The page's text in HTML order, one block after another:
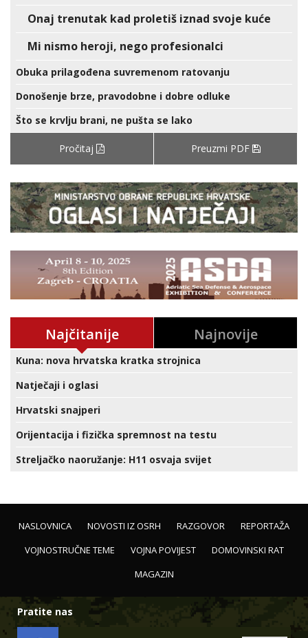
Onaj trenutak kad proletiš iznad svoje kuće
Mi nismo heroji, nego profesionalci
Obuka prilagođena suvremenom ratovanju
Donošenje brze, pravodobne i dobre odluke
Što se krvlju brani, ne pušta se lako
Pročitaj Preuzmi PDF
Najčitanije Najnovije
Kuna: nova hrvatska kratka strojnica
Natječaji i oglasi
Hrvatski snajperi
Orijentacija i fizička spremnost na testu
Streljačko naoružanje: H11 osvaja svijet
NASLOVNICA NOVOSTI IZ OSRH RAZGOVOR
REPORTAŽA
VOJNOSTRUČNE TEME
VOJNA POVIJEST
DOMOVINSKI RAT
MAGAZIN
Pratite nas